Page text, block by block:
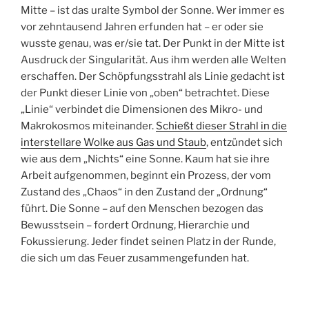
Mitte – ist das uralte Symbol der Sonne. Wer immer es
vor zehntausend Jahren erfunden hat – er oder sie
wusste genau, was er/sie tat. Der Punkt in der Mitte ist
Ausdruck der Singularität. Aus ihm werden alle Welten
erschaffen. Der Schöpfungsstrahl als Linie gedacht ist
der Punkt dieser Linie von „oben“ betrachtet. Diese
„Linie“ verbindet die Dimensionen des Mikro- und
Makrokosmos miteinander. Schießt dieser Strahl in die
interstellare Wolke aus Gas und Staub, entzündet sich
wie aus dem „Nichts“ eine Sonne. Kaum hat sie ihre
Arbeit aufgenommen, beginnt ein Prozess, der vom
Zustand des „Chaos“ in den Zustand der „Ordnung“
führt. Die Sonne – auf den Menschen bezogen das
Bewusstsein – fordert Ordnung, Hierarchie und
Fokussierung. Jeder findet seinen Platz in der Runde,
die sich um das Feuer zusammengefunden hat.